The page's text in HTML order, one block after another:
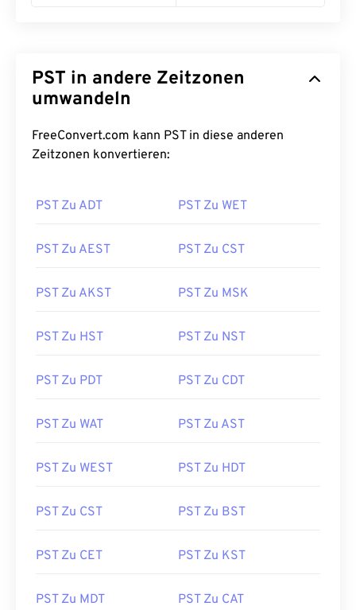
PST in andere Zeitzonen
umwandeln
FreeConvert.com kann PST in diese anderen
Zeitzonen konvertieren:
PST Zu ADT PST Zu WET
PST Zu AEST PST Zu CST
PST Zu AKST PST Zu MSK
PST Zu HST PST Zu NST
PST Zu PDT PST Zu CDT
PST Zu WAT PST Zu AST
PST Zu WEST PST Zu HDT
PST Zu CST PST Zu BST
PST Zu CET PST Zu KST
PST Zu MDT PST Zu CAT